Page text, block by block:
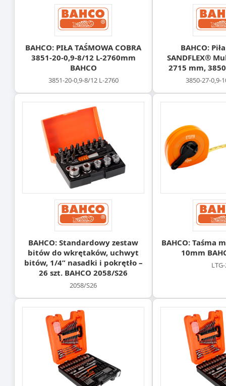
BAHCO: PIŁA TAŚMOWA COBRA
3851-20-0,9-8/12 L-2760mm
BAHCO
3851-20-0,9-8/12 L-2760
BAHCO:
SANDFLEX®
2715 mm,
3850-27-0,9-
BAHCO: Standardowy zestaw
bitów do wkrętaków, uchwyt
bitów, 1/4” nasadki i pokrętło –
26 szt. BAHCO 2058/S26
2058/S26
BAHCO: Taśma
10mm